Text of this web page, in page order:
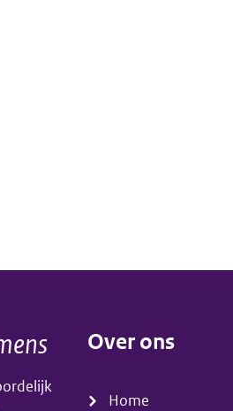
Over ons
Home